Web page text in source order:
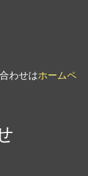
わせはホームペ